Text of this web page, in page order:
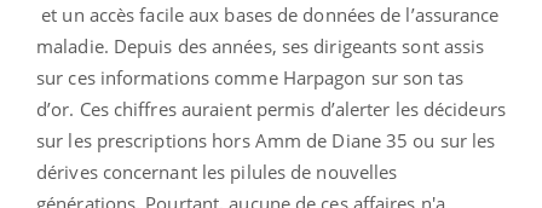
et un accès facile aux bases de données de l’assurance
maladie. Depuis des années, ses dirigeants sont assis
sur ces informations comme Harpagon sur son tas
d’or. Ces chiffres auraient permis d’alerter les décideurs
sur les prescriptions hors Amm de Diane 35 ou sur les
dérives concernant les pilules de nouvelles
générations. Pourtant, aucune de ces affaires n'a